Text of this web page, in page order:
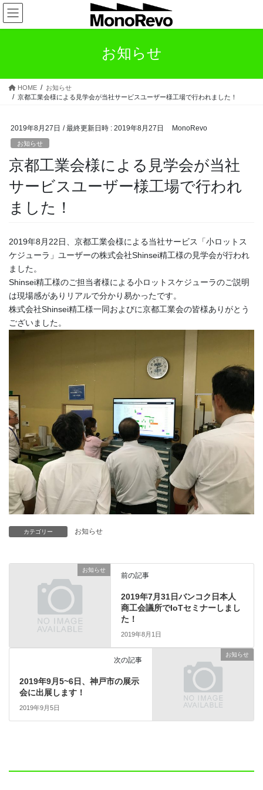
コ
ン
テ
ス
ナ
ビ
ゲ
ン
お知らせ
HOME
お知らせ
京都工業会様による見学会が当社サービスユーザー様工場で行われました！
2019年8月27日 / 最終更新日時 : 2019年8月27日 MonoRevo
お知らせ
京都工業会様による見学会が当社
サービスユーザー様工場で行われ
ました！
2019年8月22日、京都工業会様による当社サービス「小ロットス
ケジューラ」ユーザーの株式会社Shinsei精工様の見学会が行われ
ました。
Shinsei精工様のご担当者様による小ロットスケジューラのご説明
は現場感がありリアルで分かり易かったです。
株式会社Shinsei精工様一同およびに京都工業会の皆様ありがとう
ございました。
カテゴリー お知らせ
お知らせ
前の記事
2019年7月31日バンコク日本人
商工会議所でIoTセミナーしまし
た！
2019年8月1日
お知らせ
次の記事
2019年9月5~6日、神戸市の展示
会に出展します！
2019年9月5日